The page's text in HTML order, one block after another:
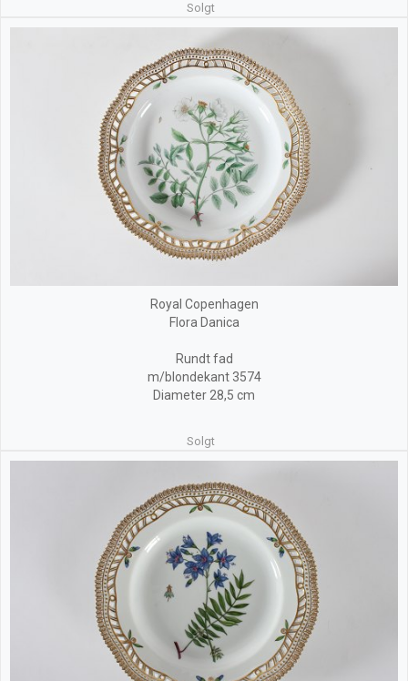
Solgt
Royal Copenhagen
Flora Danica
Rundt fad
m/blondekant 3574
Diameter 28,5 cm
Solgt